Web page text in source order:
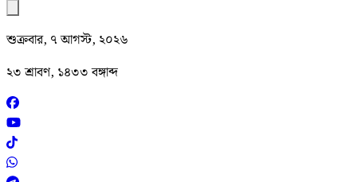
শুক্রবার, ৭ আগস্ট, ২০২৬
২৩ শ্রাবণ, ১৪৩৩ বঙ্গাব্দ